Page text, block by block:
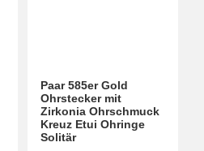
Paar 585er Gold
Ohrstecker mit
Zirkonia Ohrschmuck
Kreuz Etui Ohringe
Solitär